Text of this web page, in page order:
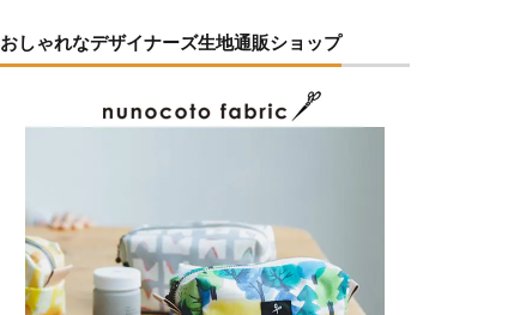
おしゃれなデザイナーズ生地通販ショップ